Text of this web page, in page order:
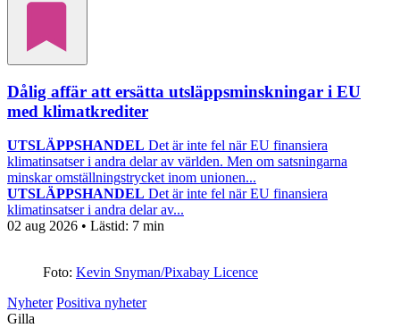
Dålig affär att ersätta utsläppsminskningar i EU
med klimatkrediter
UTSLÄPPSHANDEL Det är inte fel när EU finansiera
klimatinsatser i andra delar av världen. Men om satsningarna
minskar omställningstrycket inom unionen...
UTSLÄPPSHANDEL Det är inte fel när EU finansiera
klimatinsatser i andra delar av...
02 aug 2026 • Lästid: 7 min
Foto: Kevin Snyman/Pixabay Licence
Nyheter Positiva nyheter
Gilla